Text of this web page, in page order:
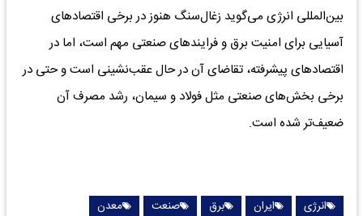
بین‌المللی انرژی می‌گوید زغال‌سنگ هنوز در برخی اقتصادهای
آسیایی برای امنیت برق و فرایندهای صنعتی مهم است، اما در
اقتصادهای پیشرفته، تقاضای آن در حال عقب‌نشینی است و حتی در
برخی بخش‌های صنعتی مثل فولاد و سیمان، رشد مصرف آن
ضعیف‌تر شده است.
انرژی ایران برق صنعت معدن